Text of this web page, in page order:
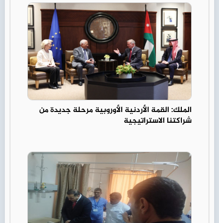
الملك: القمة الأردنية الأوروبية مرحلة جديدة من
شراكتنا الاستراتيجية